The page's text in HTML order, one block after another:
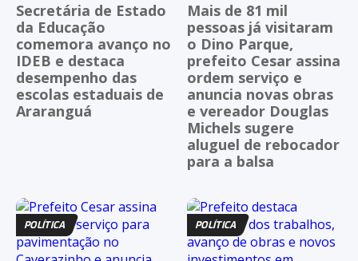
Secretária de Estado
da Educação
comemora avanço no
IDEB e destaca
desempenho das
escolas estaduais de
Araranguá
Mais de 81 mil
pessoas já visitaram
o Dino Parque,
prefeito Cesar assina
ordem serviço e
anuncia novas obras
e vereador Douglas
Michels sugere
aluguel de rebocador
para a balsa
POLÍTICA POLÍTICA